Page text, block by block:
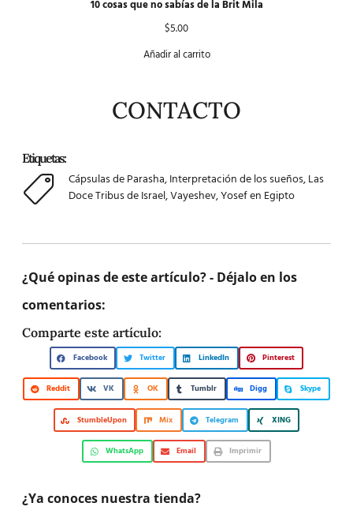
10 cosas que no sabías de la Brit Mila
$5.00
Añadir al carrito
CONTACTO
Etiquetas:
Cápsulas de Parasha,Interpretación de los sueños,Las
Doce Tribus de Israel,Vayeshev,Yosef en Egipto
¿Qué opinas de este artículo? - Déjalo en los
comentarios:
Comparte este artículo:
Facebook Twitter LinkedIn Pinterest
Reddit VK OK Tumblr Digg Skype
StumbleUpon Mix Telegram XING
WhatsApp Email Imprimir
¿Ya conoces nuestra tienda?